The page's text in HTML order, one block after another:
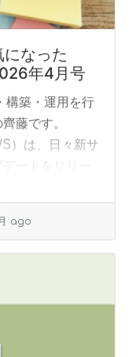
なった
年4月号
構築・運用を行
齊藤です。
）は、日々新サ
ートをリリー
ago